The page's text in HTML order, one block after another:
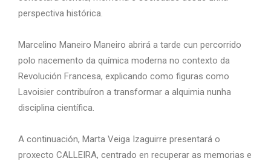
perspectiva histórica.
Marcelino Maneiro Maneiro abrirá a tarde cun percorrido
polo nacemento da química moderna no contexto da
Revolución Francesa, explicando como figuras como
Lavoisier contribuíron a transformar a alquimia nunha
disciplina científica.
A continuación, Marta Veiga Izaguirre presentará o
proxecto CALLEIRA, centrado en recuperar as memorias e